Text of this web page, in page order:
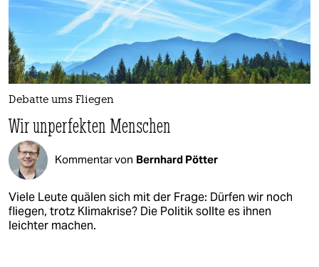
Debatte ums Fliegen
Wir unperfekten Menschen
Kommentar von Bernhard Pötter
Viele Leute quälen sich mit der Frage: Dürfen wir noch
fliegen, trotz Klimakrise? Die Politik sollte es ihnen
leichter machen.